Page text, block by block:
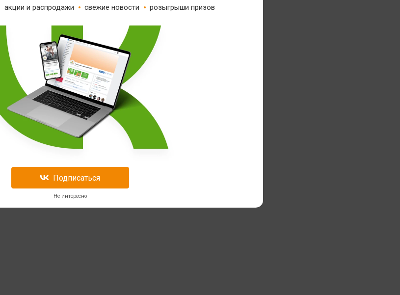
акции и распродажи свежие новости розыгрыши призов
Подписаться
Не интересно